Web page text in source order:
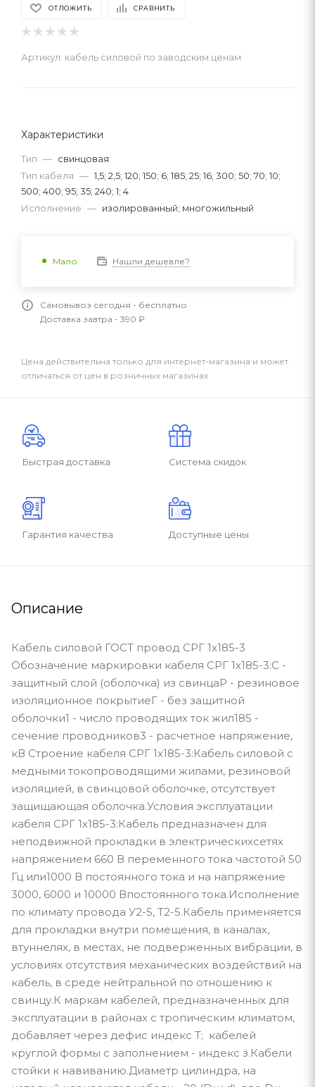
ОТЛОЖИТЬ СРАВНИТЬ
Артикул: кабель силовой по заводским ценам
Характеристики
Тип — свинцовая
Тип кабеля — 1,5; 2,5; 120; 150; 6; 185; 25; 16; 300; 50; 70; 10;
500; 400; 95; 35; 240; 1; 4
Исполнение — изолированный; многожильный
Мало Нашли дешевле?
Самовывоз сегодня - бесплатно
Доставка завтра - 390 ₽
Цена действительна только для интернет-магазина и может
отличаться от цен в розничных магазинах
Быстрая доставка Система скидок
Гарантия качества Доступные цены
Описание
Кабель силовой ГОСТ провод СРГ 1х185-3
Обозначение маркировки кабеля СРГ 1х185-3:С -
защитный слой (оболочка) из свинцаР - резиновое
изоляционное покрытиеГ - без защитной
оболочки1 - число проводящих ток жил185 -
сечение проводников3 - расчетное напряжение,
кВ Строение кабеля СРГ 1х185-3:Кабель силовой с
медными токопроводящими жилами, резиновой
изоляцией, в свинцовой оболочке, отсутствует
защищающая оболочка.Условия эксплуатации
кабеля СРГ 1х185-3:Кабель предназначен для
неподвижной прокладки в электрическихсетях
напряжением 660 В переменного тока частотой 50
Гц или1000 В постоянного тока и на напряжение
3000, 6000 и 10000 Впостоянного тока.Исполнение
по климату провода У2-5, Т2-5.Кабель применяется
для прокладки внутри помещения, в каналах,
втуннелях, в местах, не подверженных вибрации, в
условиях отсутствия механических воздействий на
кабель, в среде нейтральной по отношению к
свинцу.К маркам кабелей, предназначенных для
эксплуатации в районах с тропическим климатом,
добавляет через дефис индекс Т; кабелей
круглой формы с заполнением - индекс з.Кабели
стойки к навиванию.Диаметр цилиндра, на